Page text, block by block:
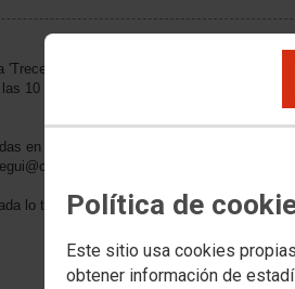
Política de
Este sitio usa cookies
obtener información de
Rosas' de la
10 y las 14
en asistir pueden
lo tienes aquí --